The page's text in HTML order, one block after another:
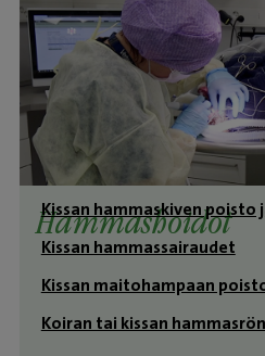
Hammashoidot
Kissan hammaskiven poisto
Kissan hammassairaudet
Kissan maitohampaan
Koiran tai kissan